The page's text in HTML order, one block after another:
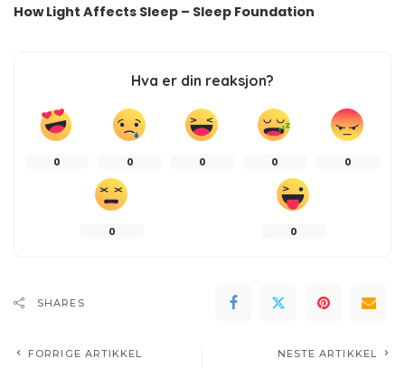
How Light Affects Sleep – Sleep Foundation
Hva er din reaksjon?
0 0 0 0 0
0 0
SHARES
FORRIGE ARTIKKEL NESTE ARTIKKEL